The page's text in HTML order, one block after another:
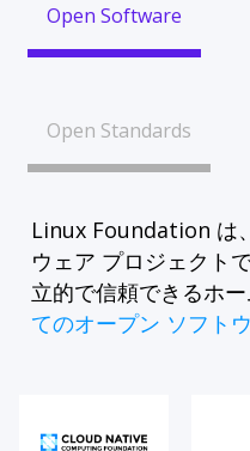
Open Software
Open Standards
Linux Foundation は
ウェア プロジェクト
立的で信頼できるホー
てのオープン ソフト